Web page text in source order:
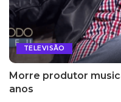
TELEVISÃO
Morre produtor
anos